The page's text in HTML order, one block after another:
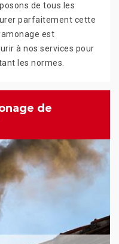
de tous les
parfaitement cette
est
à nos services pour
les normes.
de